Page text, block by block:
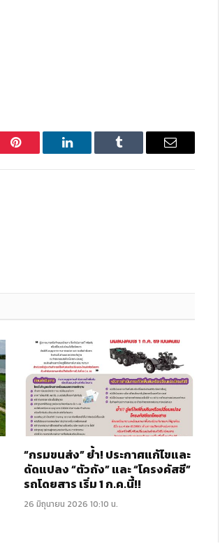
Pinterest LinkedIn Tumblr Email
“กรมขนส่ง” ย้ำ! ประกาศแก้ไขและ
ดัดแปลง “ตัวถัง” และ “โครงคัสซี”
รถโดยสาร เริ่ม 1 ก.ค.นี้!!
26 มิถุนายน 2026 10:10 น.